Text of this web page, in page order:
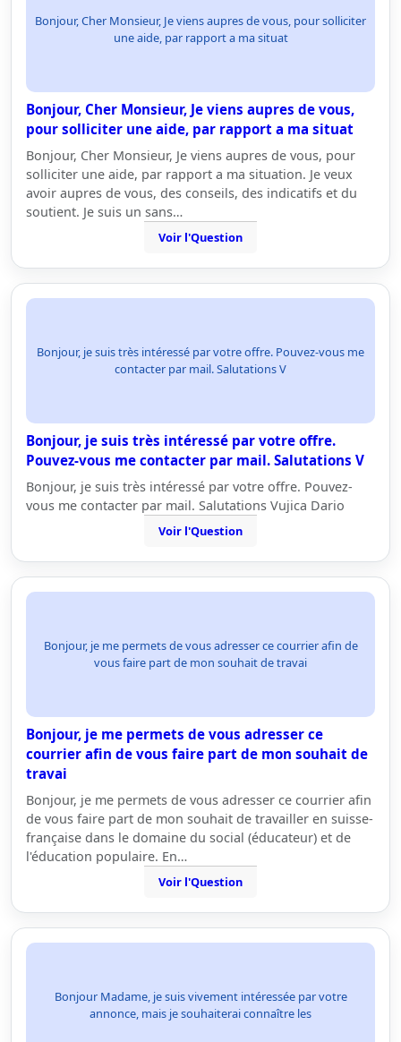
Bonjour, Cher Monsieur, Je viens aupres de vous, pour solliciter
une aide, par rapport a ma situat
Bonjour, Cher Monsieur, Je viens aupres de vous,
pour solliciter une aide, par rapport a ma situat
Bonjour, Cher Monsieur, Je viens aupres de vous, pour
solliciter une aide, par rapport a ma situation. Je veux
avoir aupres de vous, des conseils, des indicatifs et du
soutient. Je suis un sans…
Voir l'Question
Bonjour, je suis très intéressé par votre offre. Pouvez-vous me
contacter par mail. Salutations V
Bonjour, je suis très intéressé par votre offre.
Pouvez-vous me contacter par mail. Salutations V
Bonjour, je suis très intéressé par votre offre. Pouvez-
vous me contacter par mail. Salutations Vujica Dario
Voir l'Question
Bonjour, je me permets de vous adresser ce courrier afin de
vous faire part de mon souhait de travai
Bonjour, je me permets de vous adresser ce
courrier afin de vous faire part de mon souhait de
travai
Bonjour, je me permets de vous adresser ce courrier afin
de vous faire part de mon souhait de travailler en suisse-
française dans le domaine du social (éducateur) et de
l'éducation populaire. En…
Voir l'Question
Bonjour Madame, je suis vivement intéressée par votre
annonce, mais je souhaiterai connaître les